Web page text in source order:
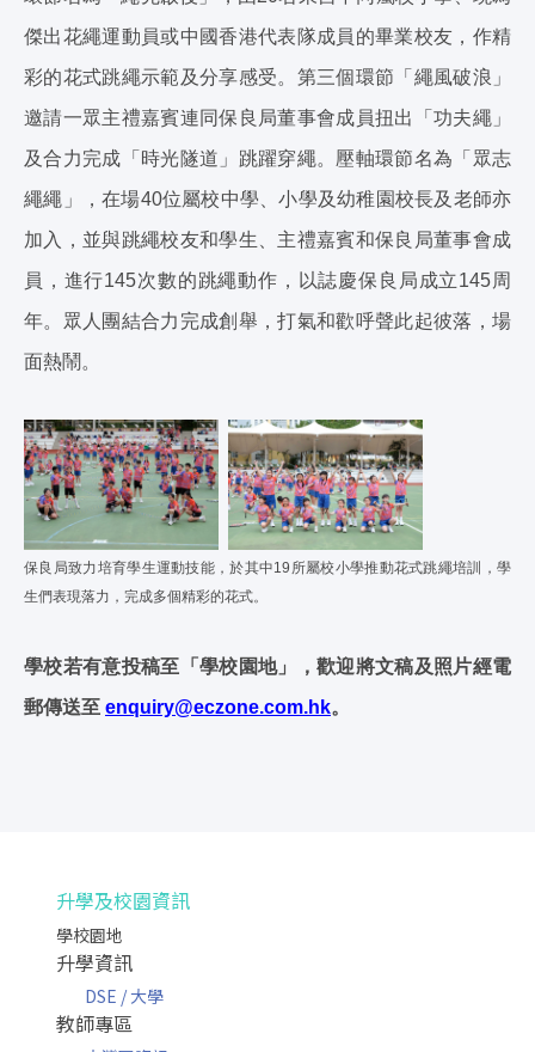
傑出花繩運動員或中國香港代表隊成員的畢業校友，作精
彩的花式跳繩示範及分享感受。第三個環節「繩風破浪」
邀請一眾主禮嘉賓連同保良局董事會成員扭出「功夫繩」
及合力完成「時光隧道」跳躍穿繩。壓軸環節名為「眾志
繩繩」，在場40位屬校中學、小學及幼稚園校長及老師亦
加入，並與跳繩校友和學生、主禮嘉賓和保良局董事會成
員，進行145次數的跳繩動作，以誌慶保良局成立145周
年。眾人團結合力完成創舉，打氣和歡呼聲此起彼落，場
面熱鬧。
保良局致力培育學生運動技能，於其中19所屬校小學推動花式跳繩培訓，學
生們表現落力，完成多個精彩的花式。
學校若有意投稿至「學校園地」，歡迎將文稿及照片經電
郵傳送至 enquiry@eczone.com.hk。
升學及校園資訊
學校園地
升學資訊
DSE / 大學
教師專區